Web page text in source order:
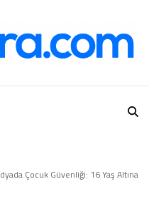
Hizmetler
Çocuk Güvenliği: 16 Yaş Altına